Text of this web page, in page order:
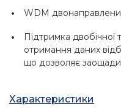
WDM
Підтримка двобічної
отримання даних
що дозволяє
Характеристики